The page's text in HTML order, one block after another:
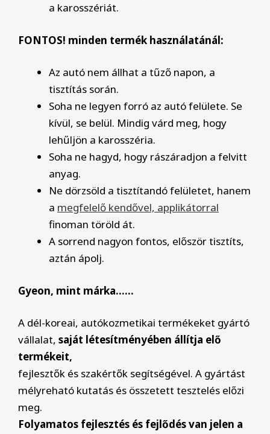
a karosszériát.
FONTOS! minden termék használatánál:
Az autó nem állhat a tűző napon, a
tisztítás során.
Soha ne legyen forró az autó felülete. Se
kívül, se belül. Mindig várd meg, hogy
lehűljön a karosszéria.
Soha ne hagyd, hogy rászáradjon a felvitt
anyag.
Ne dörzsöld a tisztítandó felületet, hanem
a megfelelő kendővel, applikátorral
finoman töröld át.
A sorrend nagyon fontos, először tisztíts,
aztán ápolj.
Gyeon, mint márka……
A dél-koreai, autókozmetikai termékeket gyártó
vállalat, saját létesítményében állítja elő
termékeit,
fejlesztők és szakértők segítségével. A gyártást
mélyreható kutatás és összetett tesztelés előzi
meg.
Folyamatos fejlesztés és fejlődés van jelen a